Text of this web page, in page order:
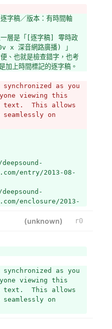
（備註：可能有人不喜
，這個檔案（鏈）保留標
，有個/*英文名詞*/是
的版本--
家看到…像我看到G0V在做
的是說，像這樣子的分散
用在其他場域，筱葳認為
群也在學習，因為其實用
Source 這一個、嗯
試或這個實驗就是說，怎
那是不是可以供給ＮＧＯ
(酥餅︰是！)， 他是不
速的去宣傳，更清楚的把
楚；以前、可能需要很多
多人力，那、這種也算是
字稿／版本：有時間軸
層是「[逐字稿] 零時政
x 深音網路廣播) 」
、也就是檢查錯字，也考
加上時間標記的逐字稿。
as you
viewing this
text.  This allows
on
entry/2013-08-
enclosure/2013-
(unknown)
r0
as you
viewing this
text.  This allows
on